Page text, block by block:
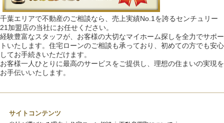
千葉エリアで不動産のご相談なら、売上実績No.1を誇るセンチュリー
21加盟店の当社にお任せください。
経験豊富なスタッフが、お客様の大切なマイホーム探しを全力でサポー
トいたします。住宅ローンのご相談も承っており、初めての方でも安心
してお手続きいただけます。
お客様一人ひとりに最高のサービスをご提供し、理想の住まいの実現を
お手伝いいたします。
サイトコンテンツ